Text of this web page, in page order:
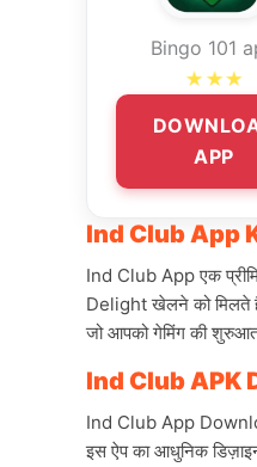
Bingo 101
★★★
APP
Ind Club App
Ind Club App एक
Delight खेलने को मिलते
जो आपको गेमिंग की
Ind Club APK
Ind Club App
इस ऐप का आधुनिक